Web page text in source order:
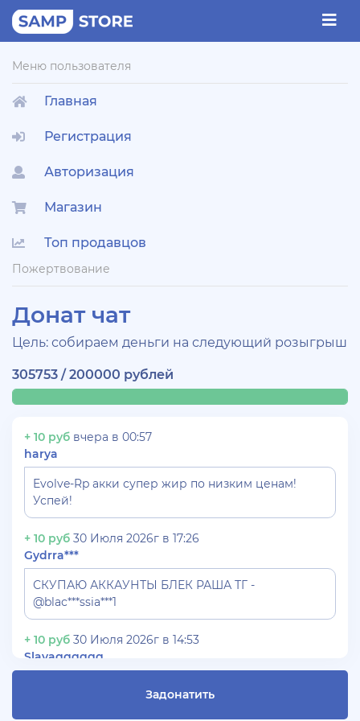
Меню пользователя
Главная
Регистрация
Авторизация
Магазин
Топ продавцов
Пожертвование
Донат чат
Цель: собираем деньги на следующий розыгрыш
305753 / 200000 рублей
+ 10 руб вчера в 00:57
harya
Evolve-Rp акки супер жир по низким ценам!
Успей!
+ 10 руб 30 Июля 2026г в 17:26
Gydrra***
СКУПАЮ АККАУНТЫ БЛЕК РАША ТГ -
@blac***ssia***1
+ 10 руб 30 Июля 2026г в 14:53
Slavagggggg
Задонатить